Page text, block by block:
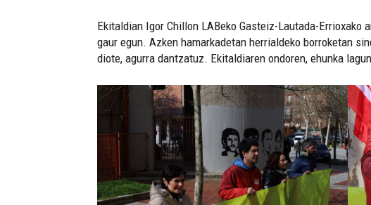
Ekitaldian Igor Chillon LABeko Gasteiz-Lautada-Errioxako
gaur egun. Azken hamarkadetan herrialdeko borroketan
diote, agurra dantzatuz. Ekitaldiaren ondoren, ehunka